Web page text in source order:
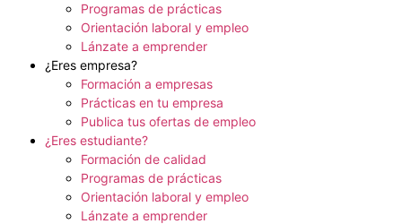
Programas de prácticas
Orientación laboral y empleo
Lánzate a emprender
¿Eres empresa?
Formación a empresas
Prácticas en tu empresa
Publica tus ofertas de empleo
¿Eres estudiante?
Formación de calidad
Programas de prácticas
Orientación laboral y empleo
Lánzate a emprender